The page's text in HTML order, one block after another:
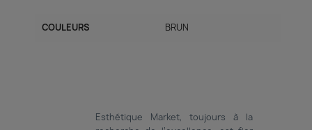
COULEURS BRUN
Esthétique Market, toujours à la